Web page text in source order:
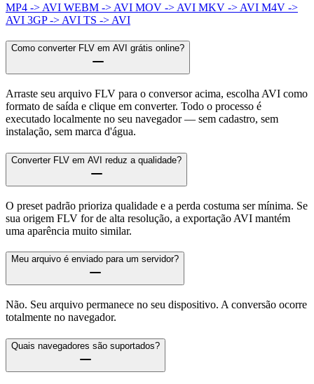
MP4 -> AVI WEBM -> AVI MOV -> AVI MKV -> AVI M4V ->
AVI 3GP -> AVI TS -> AVI
Como converter FLV em AVI grátis online?
Arraste seu arquivo FLV para o conversor acima, escolha AVI como
formato de saída e clique em converter. Todo o processo é
executado localmente no seu navegador — sem cadastro, sem
instalação, sem marca d'água.
Converter FLV em AVI reduz a qualidade?
O preset padrão prioriza qualidade e a perda costuma ser mínima. Se
sua origem FLV for de alta resolução, a exportação AVI mantém
uma aparência muito similar.
Meu arquivo é enviado para um servidor?
Não. Seu arquivo permanece no seu dispositivo. A conversão ocorre
totalmente no navegador.
Quais navegadores são suportados?